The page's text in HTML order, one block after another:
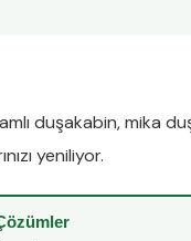
duşakabin,mika
yeniliyor.